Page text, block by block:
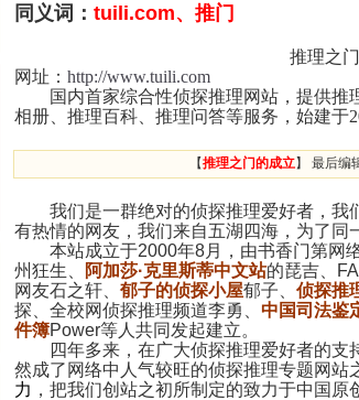
同义词： tuili.com、推门
推理之门
网址： http://www.tuili.com
国内首家综合性侦探推理网站，提供推
相册、推理百科、推理问答等服务，始建于
【推理之门的成立】 最后编
我们是一群绝对的侦探推理爱好者，我
有热情的网友，我们来自五湖四海，为了
本站成立于2000年8月，由书香门第网
州狂生、
阿加莎·克里斯蒂中文站的琵吉、
网友石之轩、 郁子的侦探小屋郁子、 侦探推
探、全校网侦探推理频道李勇、 中国司法鉴
件簿Power等人共同发起建立。
四年多来，在广大侦探推理爱好者的支
然成了网络中人气较旺的侦探推理专题网站
力 ，把我们创站之初所制定的致力于中国原